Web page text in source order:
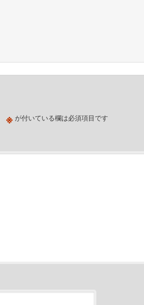
※が付いている欄は必須項目です